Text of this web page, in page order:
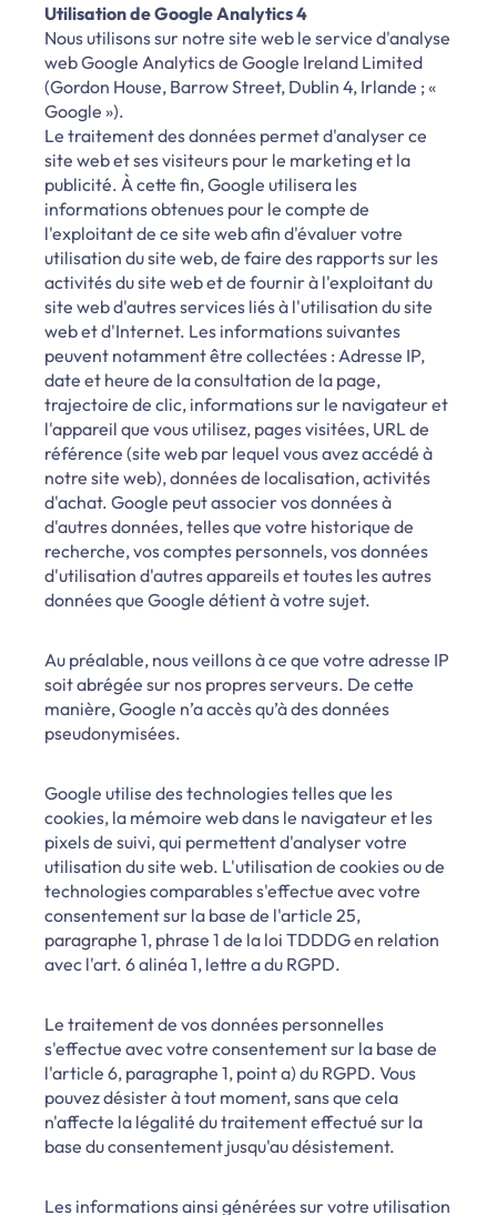
Utilisation de Google Analytics 4
Nous utilisons sur notre site web le service d'analyse
web Google Analytics de Google Ireland Limited
(Gordon House, Barrow Street, Dublin 4, Irlande ; «
Google »).
Le traitement des données permet d'analyser ce
site web et ses visiteurs pour le marketing et la
publicité. À cette fin, Google utilisera les
informations obtenues pour le compte de
l'exploitant de ce site web afin d'évaluer votre
utilisation du site web, de faire des rapports sur les
activités du site web et de fournir à l'exploitant du
site web d'autres services liés à l'utilisation du site
web et d'Internet. Les informations suivantes
peuvent notamment être collectées : Adresse IP,
date et heure de la consultation de la page,
trajectoire de clic, informations sur le navigateur et
l'appareil que vous utilisez, pages visitées, URL de
référence (site web par lequel vous avez accédé à
notre site web), données de localisation, activités
d'achat. Google peut associer vos données à
d'autres données, telles que votre historique de
recherche, vos comptes personnels, vos données
d'utilisation d'autres appareils et toutes les autres
données que Google détient à votre sujet.
Au préalable, nous veillons à ce que votre adresse IP
soit abrégée sur nos propres serveurs. De cette
manière, Google n’a accès qu’à des données
pseudonymisées.
Google utilise des technologies telles que les
cookies, la mémoire web dans le navigateur et les
pixels de suivi, qui permettent d'analyser votre
utilisation du site web. L'utilisation de cookies ou de
technologies comparables s'effectue avec votre
consentement sur la base de l'article 25,
paragraphe 1, phrase 1 de la loi TDDDG en relation
avec l'art. 6 alinéa 1, lettre a du RGPD.
Le traitement de vos données personnelles
s'effectue avec votre consentement sur la base de
l'article 6, paragraphe 1, point a) du RGPD. Vous
pouvez désister à tout moment, sans que cela
n'affecte la légalité du traitement effectué sur la
base du consentement jusqu'au désistement.
Les informations ainsi générées sur votre utilisation